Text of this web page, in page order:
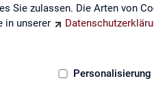
Sie zulassen. Die Arten von
in unserer
Personalisierung